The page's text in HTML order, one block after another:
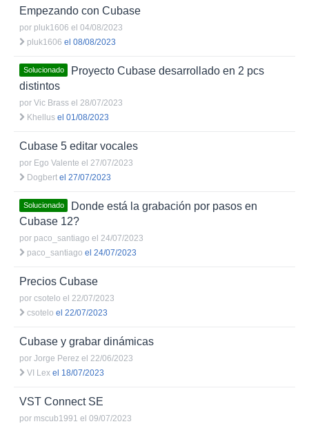
Empezando con Cubase
por pluk1606 el 04/08/2023
pluk1606 el 08/08/2023
Solucionado
Proyecto Cubase desarrollado en 2 pcs
distintos
por Vic Brass el 28/07/2023
Khellus el 01/08/2023
Cubase 5 editar vocales
por Ego Valente el 27/07/2023
Dogbert el 27/07/2023
Solucionado
Donde está la grabación por pasos en
Cubase 12?
por paco_santiago el 24/07/2023
paco_santiago el 24/07/2023
Precios Cubase
por csotelo el 22/07/2023
csotelo el 22/07/2023
Cubase y grabar dinámicas
por Jorge Perez el 22/06/2023
VI Lex el 18/07/2023
VST Connect SE
por mscub1991 el 09/07/2023